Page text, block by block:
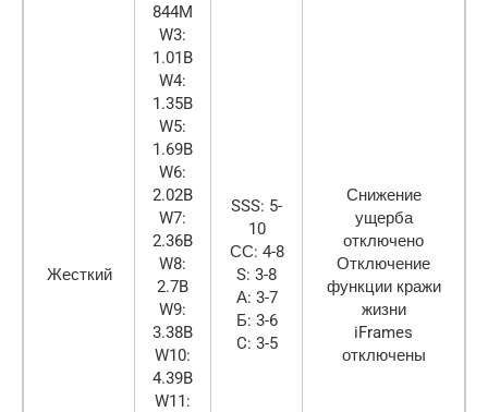
Жесткий
844M
W3:
1.01B
W4:
1.35B
W5:
1.69B
W6:
2.02B
W7:
2.36B
W8:
2.7B
W9:
3.38B
W10:
4.39B
W11:
SSS: 5-
10
СС: 4-8
S: 3-8
А: 3-7
Б: 3-6
C: 3-5
Снижение
ущерба
отключено
Отключение
функции кражи
жизни
iFrames
отключены